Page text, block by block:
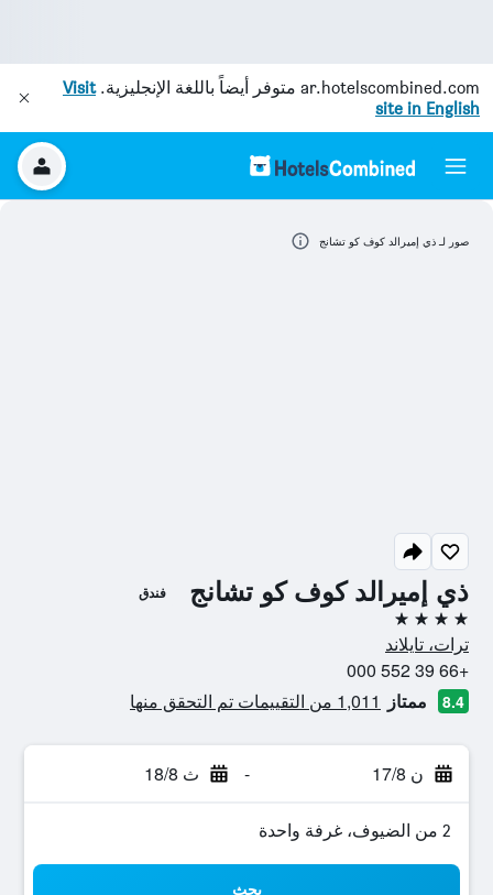
ar.hotelscombined.com متوفر أيضاً باللغة الإنجليزية.Visit
site in English
ذي إميرالد كوف كو تشانج فندق
4 نجوم
ترات، تايلاند
+66 39 552 000
8.4 ممتاز 1,011 من التقييمات تم التحقق منها
ن 17/8 - ث 18/8
2 من الضيوف، غرفة واحدة
بحث
صور لـ ذي إميرالد كوف كو تشانج